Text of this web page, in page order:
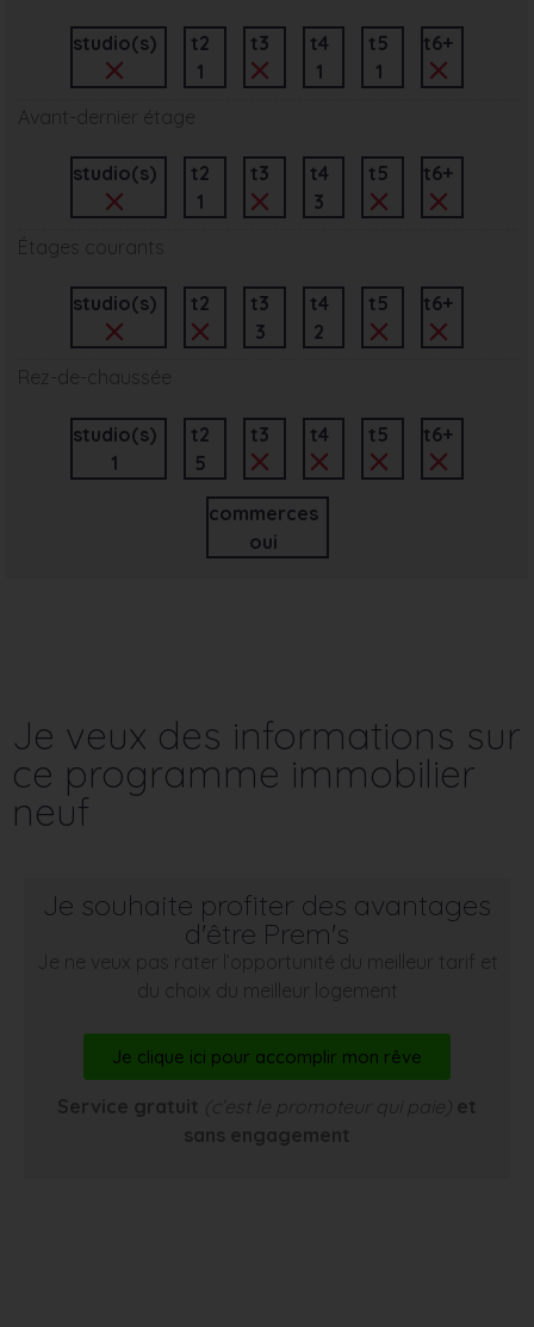
studio(s)
t2
1
t3
t4
1
t5
1
t6+
Avant-dernier étage
studio(s)
t2
1
t3
t4
3
t5 t6+
Étages courants
studio(s) t2
t3
3
t4
2
t5 t6+
Rez-de-chaussée
studio(s)
1
t2
5
t3 t4 t5 t6+
commerces
oui
Je veux des informations sur
ce programme immobilier
neuf
Je souhaite profiter des avantages
d'être Prem's
Je ne veux pas rater l’opportunité du meilleur tarif et
du choix du meilleur logement
Je clique ici pour accomplir mon rêve
Service gratuit (c’est le promoteur qui paie)
et
sans engagement